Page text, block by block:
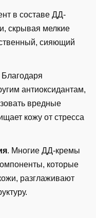
в составе ДД-
скрывая мелкие
сияющий
Благодаря
антиоксидантам,
вредные
кожу от стресса
. Многие ДД-кремы
которые
разглаживают